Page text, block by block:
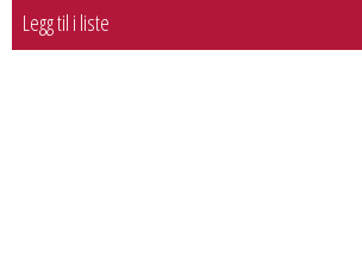
Legg til i liste